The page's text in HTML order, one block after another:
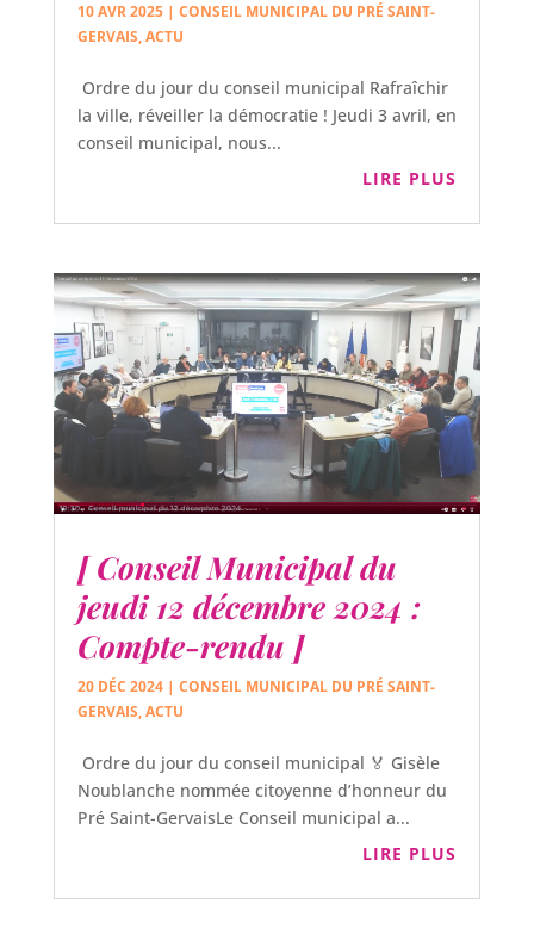
10 AVR 2025| CONSEIL MUNICIPAL DU PRÉ SAINT-
GERVAIS,ACTU
Ordre du jour du conseil municipal Rafraîchir
la ville, réveiller la démocratie ! Jeudi 3 avril, en
conseil municipal, nous...
LIRE PLUS
[ Conseil Municipal du
jeudi 12 décembre 2024 :
Compte-rendu ]
20 DÉC 2024| CONSEIL MUNICIPAL DU PRÉ SAINT-
GERVAIS,ACTU
Ordre du jour du conseil municipal 🏅 Gisèle
Noublanche nommée citoyenne d’honneur du
Pré Saint-GervaisLe Conseil municipal a...
LIRE PLUS